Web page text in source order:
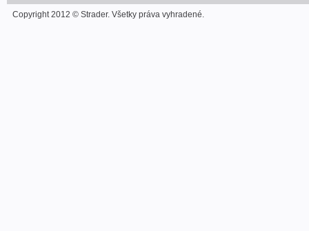
Copyright 2012 © Strader. Všetky práva vyhradené.